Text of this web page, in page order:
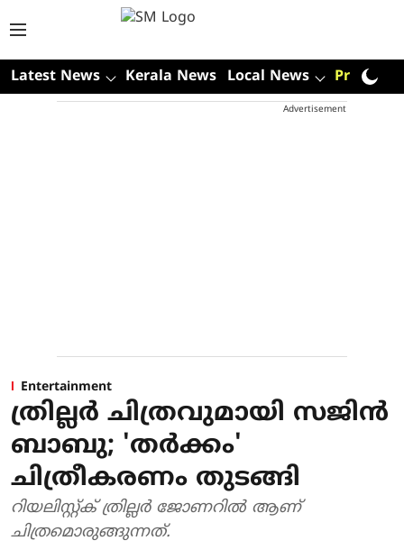
Latest News Kerala News Local News Premium
Advertisement
Entertainment
ത്രില്ലർ‌ ചിത്രവുമായി സജിൻ
ബാബു; 'തർക്കം'
ചിത്രീകരണം തുടങ്ങി
റിയലിസ്റ്റ്ക് ത്രില്ലർ ജോണറിൽ ആണ്
ചിത്രമൊരുങ്ങുന്നത്.